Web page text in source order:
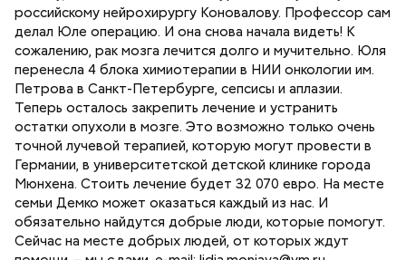
российскому нейрохирургу Коновалову. Профессор сам
делал Юле операцию. И она снова начала видеть! К
сожалению, рак мозга лечится долго и мучительно. Юля
перенесла 4 блока химиотерапии в НИИ онкологии им.
Петрова в Санкт-Петербурге, сепсисы и аплазии.
Теперь осталось закрепить лечение и устранить
остатки опухоли в мозге. Это возможно только очень
точной лучевой терапией, которую могут провести в
Германии, в университетской детской клинике города
Мюнхена. Стоить лечение будет 32 070 евро. На месте
семьи Демко может оказаться каждый из нас. И
обязательно найдутся добрые люди, которые помогут.
Сейчас на месте добрых людей, от которых ждут